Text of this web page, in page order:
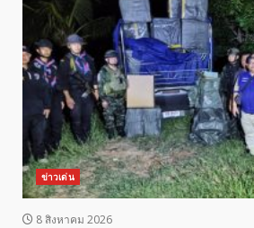
ข่าวเด่น
8 สิงหาคม 2026